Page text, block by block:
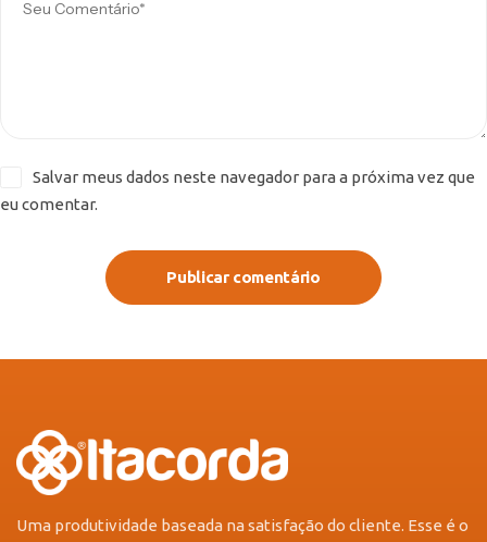
Salvar meus dados neste navegador para a próxima vez que
eu comentar.
Publicar comentário
Uma produtividade baseada na satisfação do cliente. Esse é o